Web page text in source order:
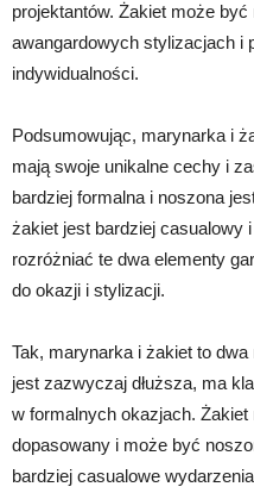
projektantów. Żakiet może
awangardowych stylizacjach i
indywidualności.
Podsumowując, marynarka i
mają swoje unikalne cechy i
bardziej formalna i noszona
żakiet jest bardziej casualowy
rozróżniać te dwa elementy
do okazji i stylizacji.
Tak, marynarka i żakiet to
jest zazwyczaj dłuższa, ma
w formalnych okazjach.
dopasowany i może być
bardziej casualowe